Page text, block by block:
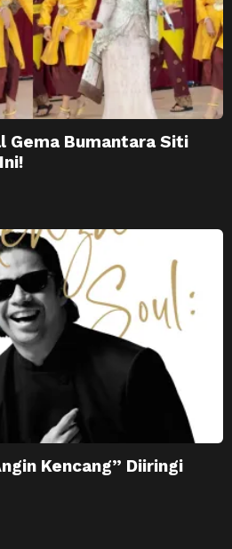
Gema Bumantara Siti
Kencang” Diiringi